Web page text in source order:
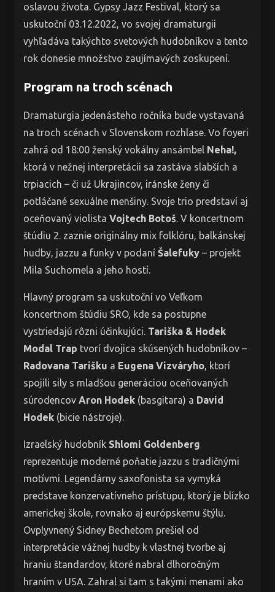
oslavou života. Gypsy Jazz Festival, ktorý sa
uskutoční 03.12.2022, vo svojej dramaturgii
vyhľadáva takýchto svetových hudobníkov a tento
rok donesie množstvo zaujímavých zoskupení.
Program na troch scénach
Dramaturgia jedenásteho ročníka bude vystavaná
na troch scénach v Slovenskom rozhlase. Vo foyeri
zahrá od 18:00 ženský vokálny ansámbel Neha!,
ktorá v nežnej interpretácii sa zastáva slabších a
trpiacich – či už Ukrajincov, iránske ženy či
potláčané sexuálne menšiny. Svoje trio predstaví aj
oceňovaný violista Vojtech Botoš. V koncertnom
štúdiu 2. zaznie originálny mix folklóru, balkánskej
hudby, jazzu a funky v podaní Šalefuky – projekt
Mila Suchomela a jeho hostí.
Hlavný program sa uskutoční vo Veľkom
koncertnom štúdiu SRO, kde sa postupne
vystriedajú rôzni účinkujúci. Tariška & Hodek
Modal Trap tvorí dvojica skúsených hudobníkov –
Radovana Tarišku a Eugena Vizváryho, ktorí
spojili sily s mladšou generáciou oceňovaných
súrodencov Aron Hodek (basgitara) a David
Hodek (bicie nástroje).
Izraelský hudobník Shlomi Goldenberg
reprezentuje moderné poňatie jazzu s tradičnými
motívmi. Legendárny saxofonista sa vymyká
predstave konzervatívneho prístupu, ktorý je blízko
americkej škole, rovnako aj európskemu štýlu.
Ovplyvnený Sidney Bechetom prešiel od
interpretácie vážnej hudby k vlastnej tvorbe aj
hraniu štandardov, ktoré nabral dlhoročným
hraním v USA. Zahral si tam s takými menami ako